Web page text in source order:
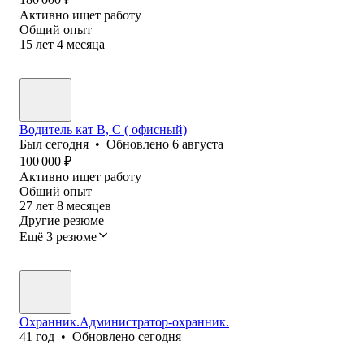
Активно ищет работу
Общий опыт
15 лет 4 месяца
Водитель кат В, С ( офисный)
Был сегодня • Обновлено 6 августа
100 000 ₽
Активно ищет работу
Общий опыт
27 лет 8 месяцев
Другие резюме
Ещё 3 резюме
Охранник.Администратор-охранник.
41 год • Обновлено сегодня